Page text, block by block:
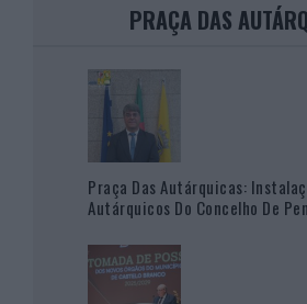
PRAÇA DAS
Praça Das Autárquicas:
Autárquicos Do Concelho De